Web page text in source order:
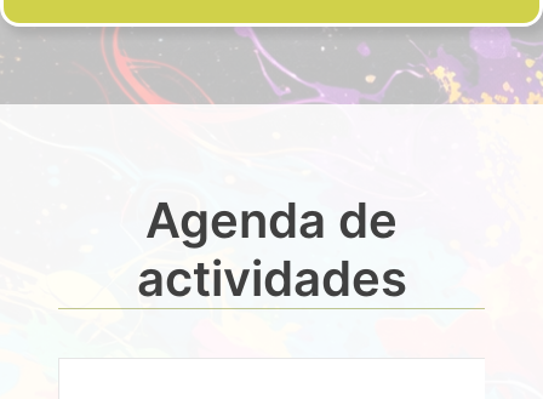
Agenda de
actividades